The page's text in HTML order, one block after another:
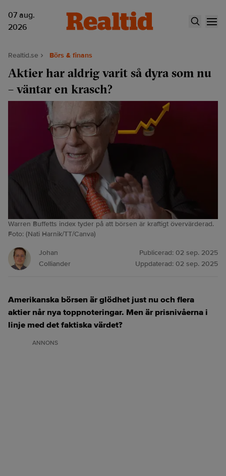
07 aug.
2026
Realtid.se Börs & finans
Aktier har aldrig varit så dyra som nu
– väntar en krasch?
Warren Buffetts index tyder på att börsen är kraftigt övervärderad.
Foto: (Nati Harnik/TT/Canva)
Johan
Colliander
Publicerad: 02 sep. 2025
Uppdaterad: 02 sep. 2025
Amerikanska börsen är glödhet just nu och flera
aktier når nya toppnoteringar. Men är prisnivåerna i
linje med det faktiska värdet?
ANNONS